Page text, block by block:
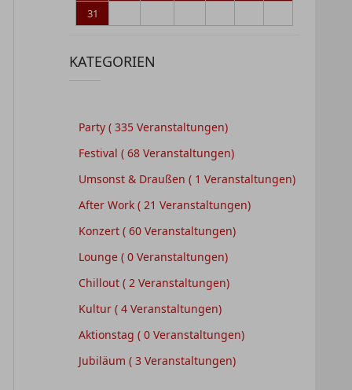
31
KATEGORIEN
Party ( 335 Veranstaltungen)
Festival ( 68 Veranstaltungen)
Umsonst & Draußen ( 1 Veranstaltungen)
After Work ( 21 Veranstaltungen)
Konzert ( 60 Veranstaltungen)
Lounge ( 0 Veranstaltungen)
Chillout ( 2 Veranstaltungen)
Kultur ( 4 Veranstaltungen)
Aktionstag ( 0 Veranstaltungen)
Jubiläum ( 3 Veranstaltungen)